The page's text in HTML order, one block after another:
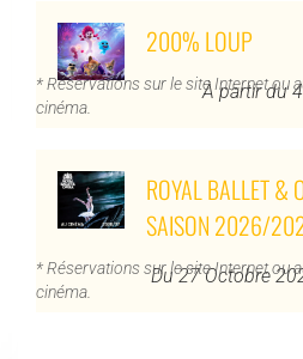
200% LOUP
À partir du
* Réservations sur le site Internet ou
cinéma.
ROYAL BALLET &
SAISON 2026/
Du 27 Octobre
* Réservations sur le site Internet ou
cinéma.